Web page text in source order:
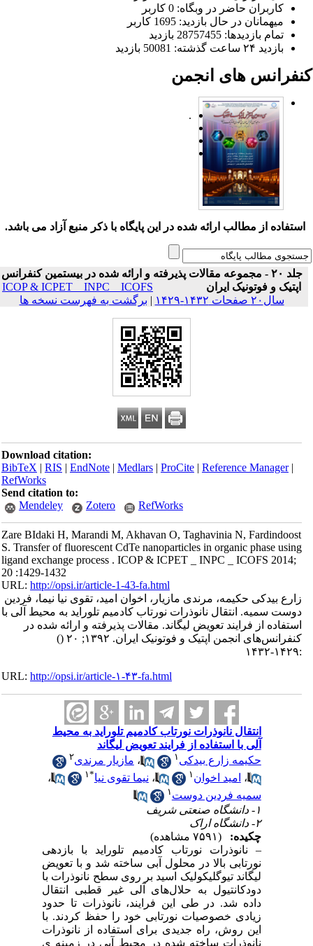
کاربران حاضر در وبگاه: 0 کاربر
میهمانان در حال بازدید: 1695 کاربر
تمام بازدید‌ها: 28757455 بازدید
بازدید ۲۴ ساعت گذشته: 50081 بازدید
های انجمن
.
استفاده از مطالب ارائه شده در این پایگاه با ذکر منبع آزاد می باشد.
جلد ۲۰ - مجموعه مقالات پذیرفته و ارائه شده در بیستمین کنفرانس
اپتیک و فوتونیک ایران
ICOP & ICPET _ INPC _ ICOFS
سال۲۰ صفحات ۱۴۳۲-۱۴۲۹
| برگشت به فهرست نسخه ها
Download citation:
BibTeX|RIS|EndNote|Medlars|ProCite|Reference Manager
RefWorks
Send citation to:
Mendeley
Zotero RefWorks
Zare BIdaki H, Marandi M, Akhavan O, Taghavinia N, Fardindoost
S. Transfer of fluorescent CdTe nanoparticles in organic phase using
ligand exchange process . ICOP & ICPET _ INPC _ ICOFS 2014;
20 :1429-1432
URL:http://opsi.ir/article-1-43-fa.html
زارع بیدکی حکیمه، مرندی مازیار، اخوان امید، تقوی نیا نیما، فردین
دوست سمیه. انتقال نانوذرات نورتاب کادمیم تلوراید به محیط آلی با
استفاده از فرایند تعویض لیگاند. مقالات پذیرفته و ارائه شده در
کنفرانس‌های انجمن اپتیک و فوتونیک ایران. ۱۳۹۲; ۲۰
()
URL:http://opsi.ir/article-۱-۴۳-fa.html
انتقال نانوذرات نورتاب کادمیم تلوراید به محیط
آلی با استفاده از فرایند تعویض لیگاند
حکیمه زارع بیدکی
،مازیار مرندی۲
،امید اخوان ۱ ،نیما تقوی نیا* ۱
،
سمیه فردین دوست
چکیده:
– نانوذرات نورتاب کادمیم تلوراید با بازدهی
نورتابی بالا در محلول آبی ساخته شد و با تعویض
لیگاند تیوگلیکولیک اسید بر روی سطح نانوذرات با
دودکانتیول به حلال‌های آلی غیر قطبی انتقال
داده شد. در طی این فرایند، نانوذرات تا حدود
زیادی خصوصیات نورتابی خود را حفظ کردند. با
این روش، راه جدیدی برای استفاده از نانوذرات
نانوذرات ساخته شده در محیط آبی در زمینه ی